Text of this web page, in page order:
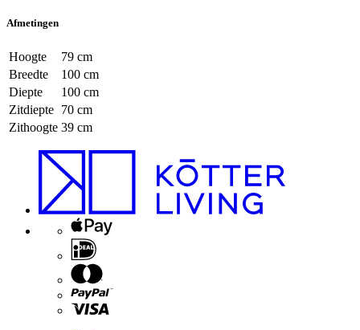
Afmetingen
Hoogte
79 cm
Breedte
100 cm
Diepte
100 cm
Zitdiepte 70 cm
Zithoogte 39 cm